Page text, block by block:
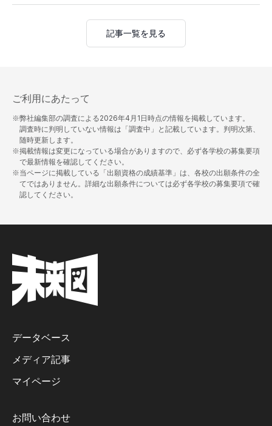
記事一覧を見る
ご利用にあたって
※弊社編集部の調査による2026年4月1日時点の情報を掲載しています。
調査時に判明していない情報は「調査中」と記載しています。判明次第、
随時更新します。
※掲載情報は変更になっている場合がありますので、必ず各学校の募集要項
で最新情報を確認してください。
※当ページに掲載している「出願資格の成績基準」は、各校の出願条件の全
てではありません。詳細な出願条件については必ず各学校の募集要項で確
認してください。
データベース
メディア記事
マイページ
お問い合わせ